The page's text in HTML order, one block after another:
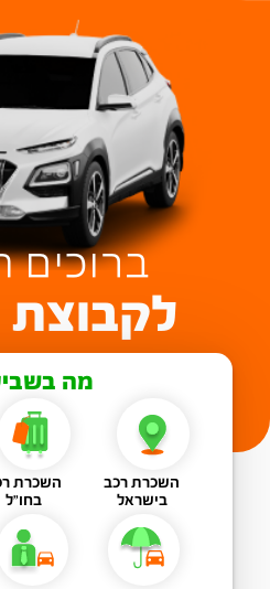
ברוכים
מה
השכרת רכב
בישראל
השכרת
בחו"ל